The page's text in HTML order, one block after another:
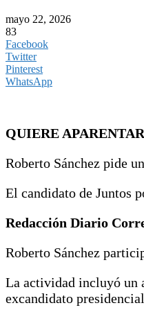
mayo 22, 2026
83
Facebook
Twitter
Pinterest
WhatsApp
QUIERE
Roberto Sánchez pide
El candidato de Juntos
Redacción Diario
Roberto Sánchez
La actividad incluyó un
excandidato